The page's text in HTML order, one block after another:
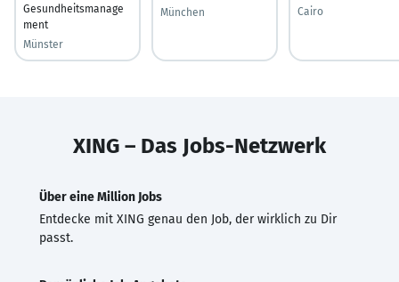
Gesundheitsmanage
ment
Münster
München
Cairo
XING – Das Jobs-Netzwerk
Über eine Million Jobs
Entdecke mit XING genau den Job, der wirklich zu Dir
passt.